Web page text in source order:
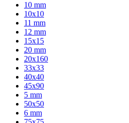
10 mm
10x10
11 mm
12 mm
15x15
20 mm
20х160
33x33
40х40
45x90
5 mm
50x50
6 mm